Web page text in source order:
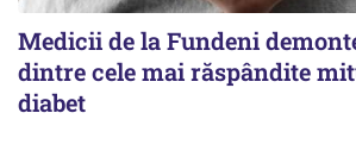
Medicii de la Fundeni
dintre cele mai răspândite
diabet